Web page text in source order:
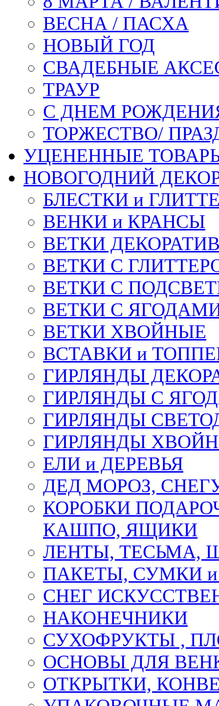
ВЕСНА / ПАСХА
НОВЫЙ ГОД
СВАДЕБНЫЕ
ТРАУР
С ДНЕМ
ТОРЖЕСТВО/
УЦЕНЕННЫЕ
НОВОГОДНИЙ
БЛЕСТКИ и
ВЕНКИ и КРАНСЫ
ВЕТКИ
ВЕТКИ С
ВЕТКИ С
ВЕТКИ С
ВЕТКИ ХВОЙНЫЕ
ВСТАВКИ и
ГИРЛЯНДЫ
ГИРЛЯНДЫ С
ГИРЛЯНДЫ
ГИРЛЯНДЫ
ЕЛИ и ДЕРЕВЬЯ
ДЕД МОРОЗ,
КОРОБКИ
КАШПО, ЯЩИКИ
ЛЕНТЫ, ТЕСЬМА,
ПАКЕТЫ, СУМКИ
СНЕГ
НАКОНЕЧНИКИ
СУХОФРУКТЫ ,
ОСНОВЫ ДЛЯ
ОТКРЫТКИ,